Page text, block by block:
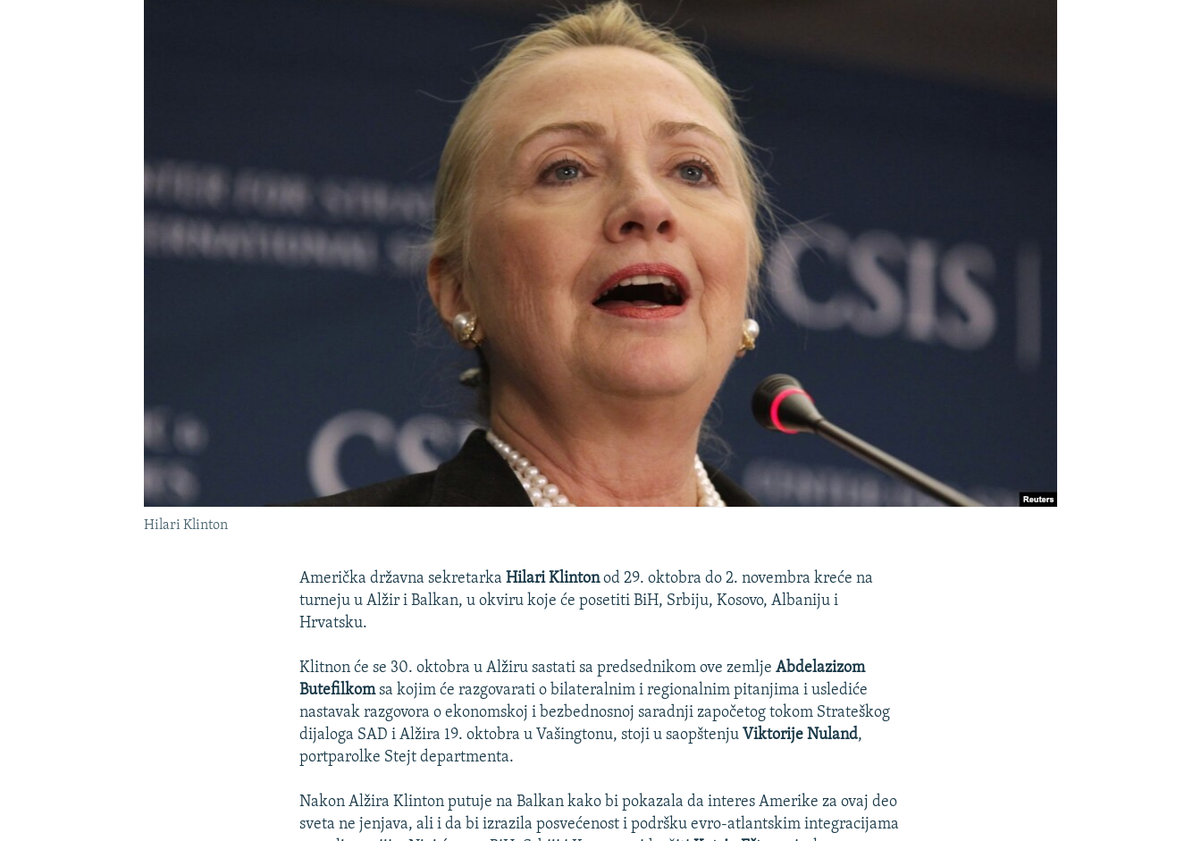
POPLAVE I KLIZIŠTA U BIH 2024.
Hilari Klinton
Američka državna sekretarkaHilari Klintonod 29. oktobra do 2. novembra kreće na
turneju u Alžir i Balkan, u okviru koje će posetiti BiH, Srbiju, Kosovo, Albaniju i
Hrvatsku.
Klitnon će se 30. oktobra u Alžiru sastati sa predsednikom ove zemljeAbdelazizom
Butefilkomsa kojim će razgovarati o bilateralnim i regionalnim pitanjima i uslediće
nastavak razgovora o ekonomskoj i bezbednosnoj saradnji započetog tokom Strateškog
dijaloga SAD i Alžira 19. oktobra u Vašingtonu, stoji u saopštenju Viktorije Nuland,
portparolke Stejt departmenta.
Nakon Alžira Klinton putuje na Balkan kako bi pokazala da interes Amerike za ovaj deo
sveta ne jenjava, ali i da bi izrazila posvećenost i podršku evro-atlantskim integracijama